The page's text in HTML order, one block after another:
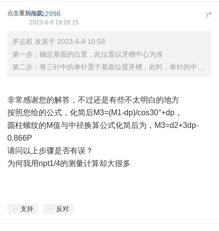
点击重新加载 3#
lr5212998
2023-6-8 18:28:15
罗志权 发表于 2023-6-8 10:58
第一步：确定基面的位置，此位置以牙槽中心为准
第二步：将三针中的单针置于基面位置牙槽，此时，单针的中 ...
非常感谢您的解答，不过还是有些不太明白的地方
按照您给的公式，化简后M3=(M1-dp)/cos30°+dp，
圆柱螺纹的M值与中径换算公式化简后为，M3=d2+3dp-
0.866P
请问以上步骤是否有误？
为何我用npt1/4的测量计算却大很多
支持 反对